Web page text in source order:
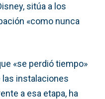
sitúa a los
«como nunca
«se perdió tiempo»
las instalaciones
a esa etapa, ha